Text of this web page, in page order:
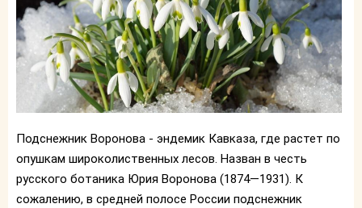
Подснежник Воронова - эндемик Кавказа, где растет по
опушкам широколиственных лесов. Назван в честь
русского ботаника Юрия Воронова (1874—1931). К
сожалению, в средней полосе России подснежник